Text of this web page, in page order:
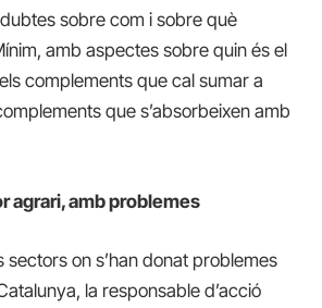
sobre com i sobre què
amb aspectes sobre quin és el
complements que cal sumar a
que s’absorbeixen amb
agrari, amb problemes
sectors on s’han donat problemes
la responsable d’acció